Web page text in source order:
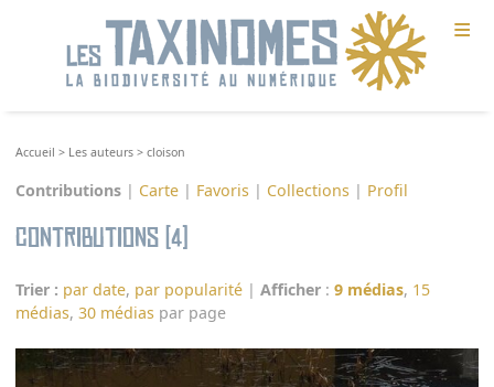
≡
Accueil > Les auteurs >cloison
Contributions | Carte | Favoris | Collections | Profil
Contributions (4)
Trier : par date, par popularité |Afficher :9 médias, 15
médias,30 médias par page